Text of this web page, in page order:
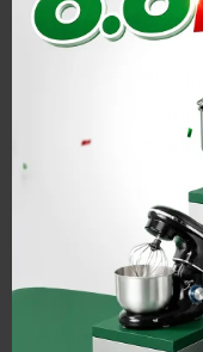
ลูกค้าสามารถนัดหม